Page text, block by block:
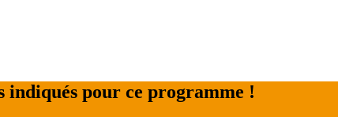
pour ce programme !